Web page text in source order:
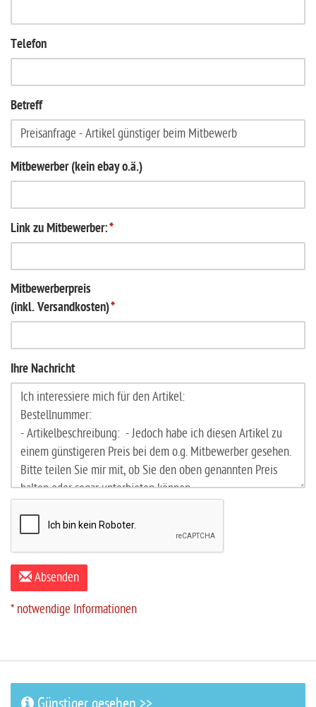
Telefon
Betreff
Mitbewerber (kein ebay o.ä.)
Link zu Mitbewerber:*
Mitbewerberpreis
(inkl. Versandkosten)*
Ihre Nachricht
Absenden
* notwendige Informationen
Günstiger gesehen >>